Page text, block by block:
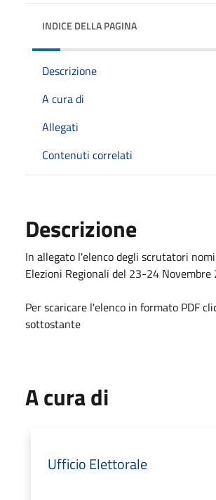
INDICE DELLA PAGINA
Descrizione
A cura di
Allegati
Contenuti correlati
Descrizione
In allegato l'elenco degli scrutatori
Elezioni Regionali del 23-24 Novembre
Per scaricare l'elenco in formato PDF
sottostante
A cura di
Ufficio Elettorale